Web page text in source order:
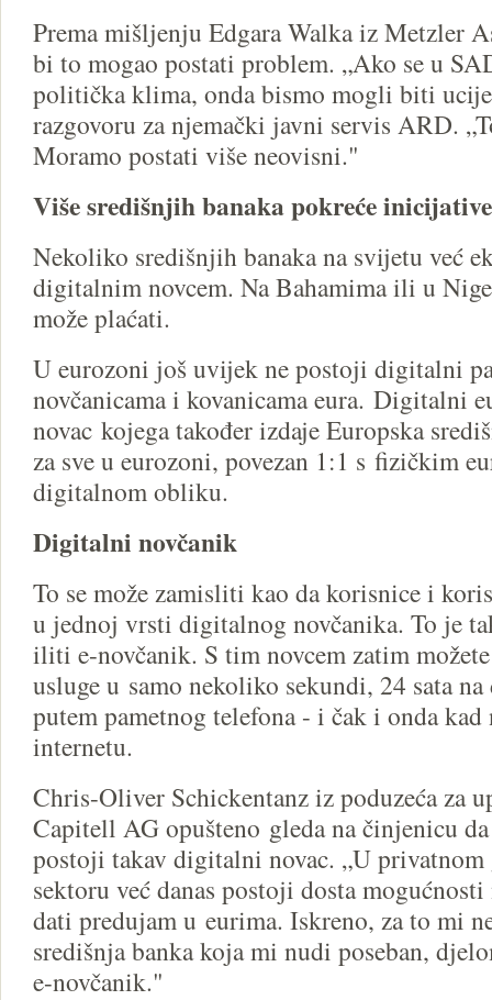
Prema mišljenju Edgara Walka iz Metzler
bi to mogao postati problem. „Ako se u
politička klima, onda bismo mogli biti
razgovoru za njemački javni servis ARD.
Moramo postati više neovisni."
Više središnjih banaka pokreće inicijative
Nekoliko središnjih banaka na svijetu već
digitalnim novcem. Na Bahamima ili u
može plaćati.
U eurozoni još uvijek ne postoji digitalni
novčanicama i kovanicama eura. Digitalni
novac kojega također izdaje Europska
za sve u eurozoni, povezan 1:1 s fizičkim
digitalnom obliku.
Digitalni novčanik
To se može zamisliti kao da korisnice i
u jednoj vrsti digitalnog novčanika. To je
iliti e-novčanik. S tim novcem zatim
usluge u samo nekoliko sekundi, 24 sata
putem pametnog telefona - i čak i onda kad
internetu.
Chris-Oliver Schickentanz iz poduzeća za
Capitell AG opušteno gleda na činjenicu
postoji takav digitalni novac. „U privatnom
sektoru već danas postoji dosta
dati predujam u eurima. Iskreno, za to mi
središnja banka koja mi nudi poseban,
e-novčanik."